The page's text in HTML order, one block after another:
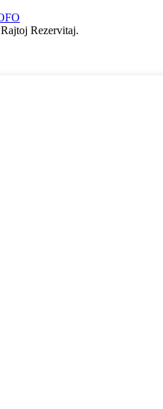
Rezervitaj.